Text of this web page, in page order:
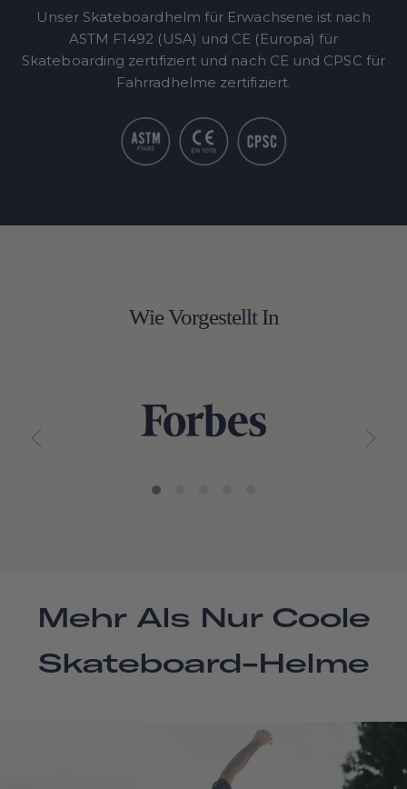
Unser Skateboardhelm für Erwachsene ist nach
ASTM F1492 (USA) und CE (Europa) für
Skateboarding zertifiziert und nach CE und CPSC für
Fahrradhelme zertifiziert.
Wie Vorgestellt In
Mehr Als Nur Coole
Skateboard-Helme